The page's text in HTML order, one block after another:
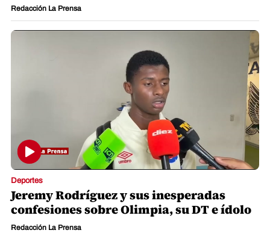
Redacción La Prensa
Deportes
Jeremy Rodríguez y sus inesperadas
confesiones sobre Olimpia, su DT e ídolo
Redacción La Prensa